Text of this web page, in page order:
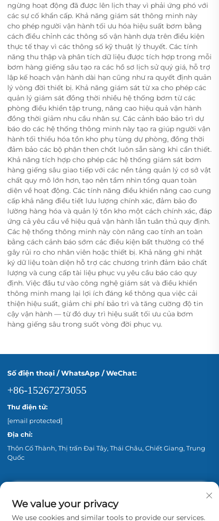
ngừng hoạt động đã được lên lịch thay vì phải ứng phó với
các sự cố khẩn cấp. Khả năng giám sát thông minh này
cho phép người vận hành tối ưu hóa hiệu suất bơm bằng
cách điều chỉnh các thông số vận hành dựa trên điều kiện
thực tế thay vì các thông số kỹ thuật lý thuyết. Các tính
năng thu thập và phân tích dữ liệu được tích hợp trong mỗi
bơm hàng giếng sâu tạo ra các hồ sơ lịch sử quý giá, hỗ trợ
lập kế hoạch vận hành dài hạn cũng như ra quyết định quản
lý vòng đời thiết bị. Khả năng giám sát từ xa cho phép các
quản lý giám sát đồng thời nhiều hệ thống bơm từ các
phòng điều khiển tập trung, nâng cao hiệu quả vận hành
đồng thời giảm nhu cầu nhân sự. Các cảnh báo bảo trì dự
báo do các hệ thống thông minh này tạo ra giúp người vận
hành tối thiểu hóa tồn kho phụ tùng dự phòng, đồng thời
đảm bảo các bộ phận then chốt luôn sẵn sàng khi cần thiết.
Khả năng tích hợp cho phép các hệ thống giám sát bơm
hàng giếng sâu giao tiếp với các nền tảng quản lý cơ sở vật
chất quy mô lớn hơn, tạo nên tầm nhìn tổng quan toàn
diện về hoạt động. Các tính năng điều khiển nâng cao cung
cấp khả năng điều tiết lưu lượng chính xác, đảm bảo đo
lường hàng hóa và quản lý tồn kho một cách chính xác, đáp
ứng cả yêu cầu về hiệu quả vận hành lẫn tuân thủ quy định.
Các hệ thống thông minh này còn nâng cao tính an toàn
bằng cách cảnh báo sớm các điều kiện bất thường có thể
gây rủi ro cho nhân viên hoặc thiết bị. Khả năng ghi nhật
ký dữ liệu toàn diện hỗ trợ các chương trình đảm bảo chất
lượng và cung cấp tài liệu phục vụ yêu cầu báo cáo quy
định. Việc đầu tư vào công nghệ giám sát và điều khiển
thông minh mang lại lợi ích đáng kể thông qua việc cải
thiện hiệu suất, giảm chi phí bảo trì và tăng cường độ tin
cậy vận hành — từ đó duy trì hiệu suất tối ưu của bơm
hàng giếng sâu trong suốt vòng đời phục vụ.
Số điện thoại / WhatsApp / WeChat:
+86-15267273055
Thư điện tử:
[email protected]
Địa chỉ:
Thôn Cố Thành, Thị trấn Đại Tây, Thái Châu, Chiết Giang, Trung
Quốc
We value your privacy
We use cookies and similar tools to provide our services.